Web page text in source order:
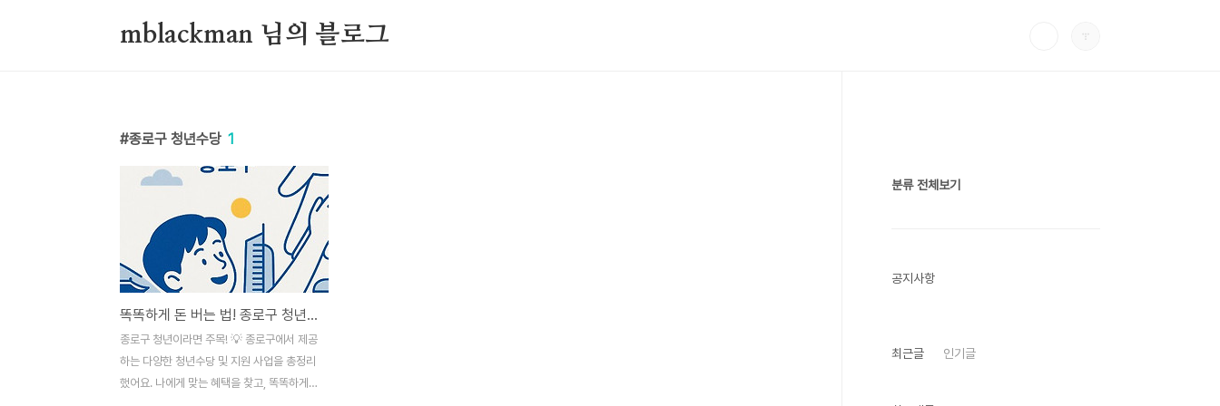
mblackman 님의 블로그
종로구 청년수당 1
똑똑하게 돈 버는 법! 종로구 청년수당 완전 정복 가이드
종로구 청년이라면 주목! 💡 종로구에서 제공
하는 다양한 청년수당 및 지원 사업을 총정리
했어요. 나에게 맞는 혜택을 찾고, 똑똑하게
분류 전체보기
공지사항
최근글 인기글